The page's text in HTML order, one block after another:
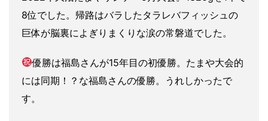
8位でした。帰路はバラしたタラレバフィッシュの
巨体が脳裏によぎりまくりな涙の常磐道でした。
優勝は福島さんが15年目の初優勝。たまや大会的
には同期！？な福島さんの優勝。うれしかったで
す。